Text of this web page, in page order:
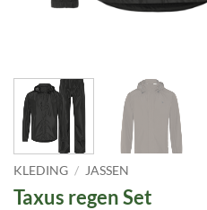
KLEDING / JASSEN
Taxus regen Set